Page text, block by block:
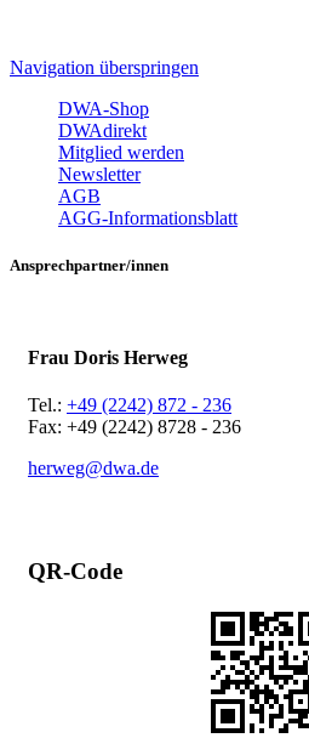
Navigation überspringen
DWA-Shop
DWAdirekt
Mitglied werden
Newsletter
AGB
AGG-Informationsblatt
Ansprechpartner/innen
Frau Doris Herweg
Tel.: +49 (2242) 872 - 236
Fax: +49 (2242) 8728 - 236
herweg@dwa.de
QR-Code